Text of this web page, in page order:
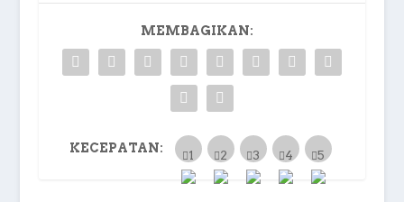
MEMBAGIKAN:
KECEPATAN: